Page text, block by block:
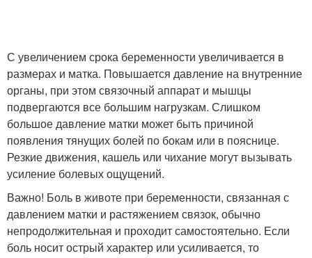
С увеличением срока беременности увеличивается в
размерах и матка. Повышается давление на внутренние
органы, при этом связочный аппарат и мышцы
подвергаются все большим нагрузкам. Слишком
большое давление матки может быть причиной
появления тянущих болей по бокам или в пояснице.
Резкие движения, кашель или чихание могут вызывать
усиление болевых ощущений.
Важно! Боль в животе при беременности, связанная с
давлением матки и растяжением связок, обычно
непродолжительная и проходит самостоятельно. Если
боль носит острый характер или усиливается, то